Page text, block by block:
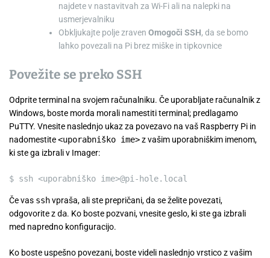
najdete v nastavitvah za Wi-Fi ali na nalepki na
usmerjevalniku
Obkljukajte polje zraven Omogoči SSH, da se bomo
lahko povezali na Pi brez miške in tipkovnice
Povežite se preko SSH
Odprite terminal na svojem računalniku. Če uporabljate računalnik z
Windows, boste morda morali namestiti terminal; predlagamo
PuTTY. Vnesite naslednjo ukaz za povezavo na vaš Raspberry Pi in
nadomestite<uporabniško ime>z vašim uporabniškim imenom,
ki ste ga izbrali v Imager:
$ ssh <uporabniško ime>@pi-hole.local
Če vas sshvpraša, ali ste prepričani, da se želite povezati,
odgovorite zda. Ko boste pozvani, vnesite geslo, ki ste ga izbrali
med napredno konfiguracijo.
Ko boste uspešno povezani, boste videli naslednjo vrstico z vašim